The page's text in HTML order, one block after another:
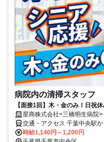
病院内の清掃スタッフ
【面接1回】木・金のみ！日祝
星商株式会社<三橋明生病院>
交通・アクセス 千葉中央駅
時給1,140円～1,200円